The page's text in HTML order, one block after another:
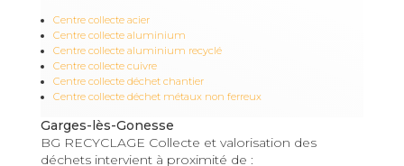
Centre collecte acier
Centre collecte aluminium
Centre collecte aluminium recyclé
Centre collecte cuivre
Centre collecte déchet chantier
Centre collecte déchet métaux non ferreux
Garges-lès-Gonesse
BG RECYCLAGE Collecte et valorisation des
déchets intervient à proximité de :